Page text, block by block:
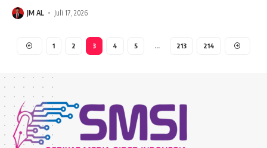
JM AL Juli 17, 2026
1 2 3 4 5 … 213 214